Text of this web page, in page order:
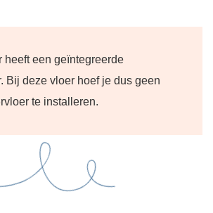
heeft een geïntegreerde
Bij deze vloer hoef je dus geen
te installeren.